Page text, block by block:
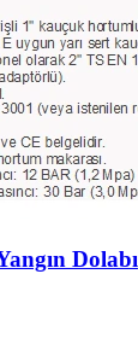
Dolabı